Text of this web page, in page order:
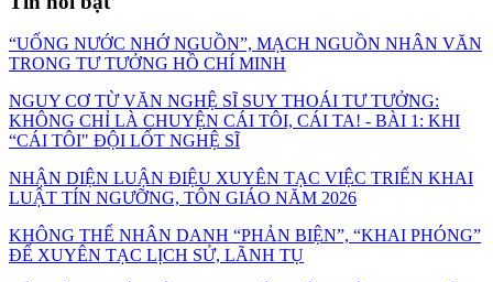
“UỐNG NƯỚC NHỚ NGUỒN”, MẠCH NGUỒN NHÂN VĂN
TRONG TƯ TƯỞNG HỒ CHÍ MINH
NGUY CƠ TỪ VĂN NGHỆ SĨ SUY THOÁI TƯ TƯỞNG:
KHÔNG CHỈ LÀ CHUYỆN CÁI TÔI, CÁI TA! - BÀI 1: KHI
“CÁI TÔI" ĐỘI LỐT NGHỆ SĨ
NHẬN DIỆN LUẬN ĐIỆU XUYÊN TẠC VIỆC TRIỂN KHAI
LUẬT TÍN NGƯỠNG, TÔN GIÁO NĂM 2026
KHÔNG THỂ NHÂN DANH “PHẢN BIỆN”, “KHAI PHÓNG”
ĐỂ XUYÊN TẠC LỊCH SỬ, LÃNH TỤ